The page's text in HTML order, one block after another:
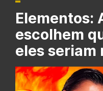
Elementos:
escolhem
eles seriam